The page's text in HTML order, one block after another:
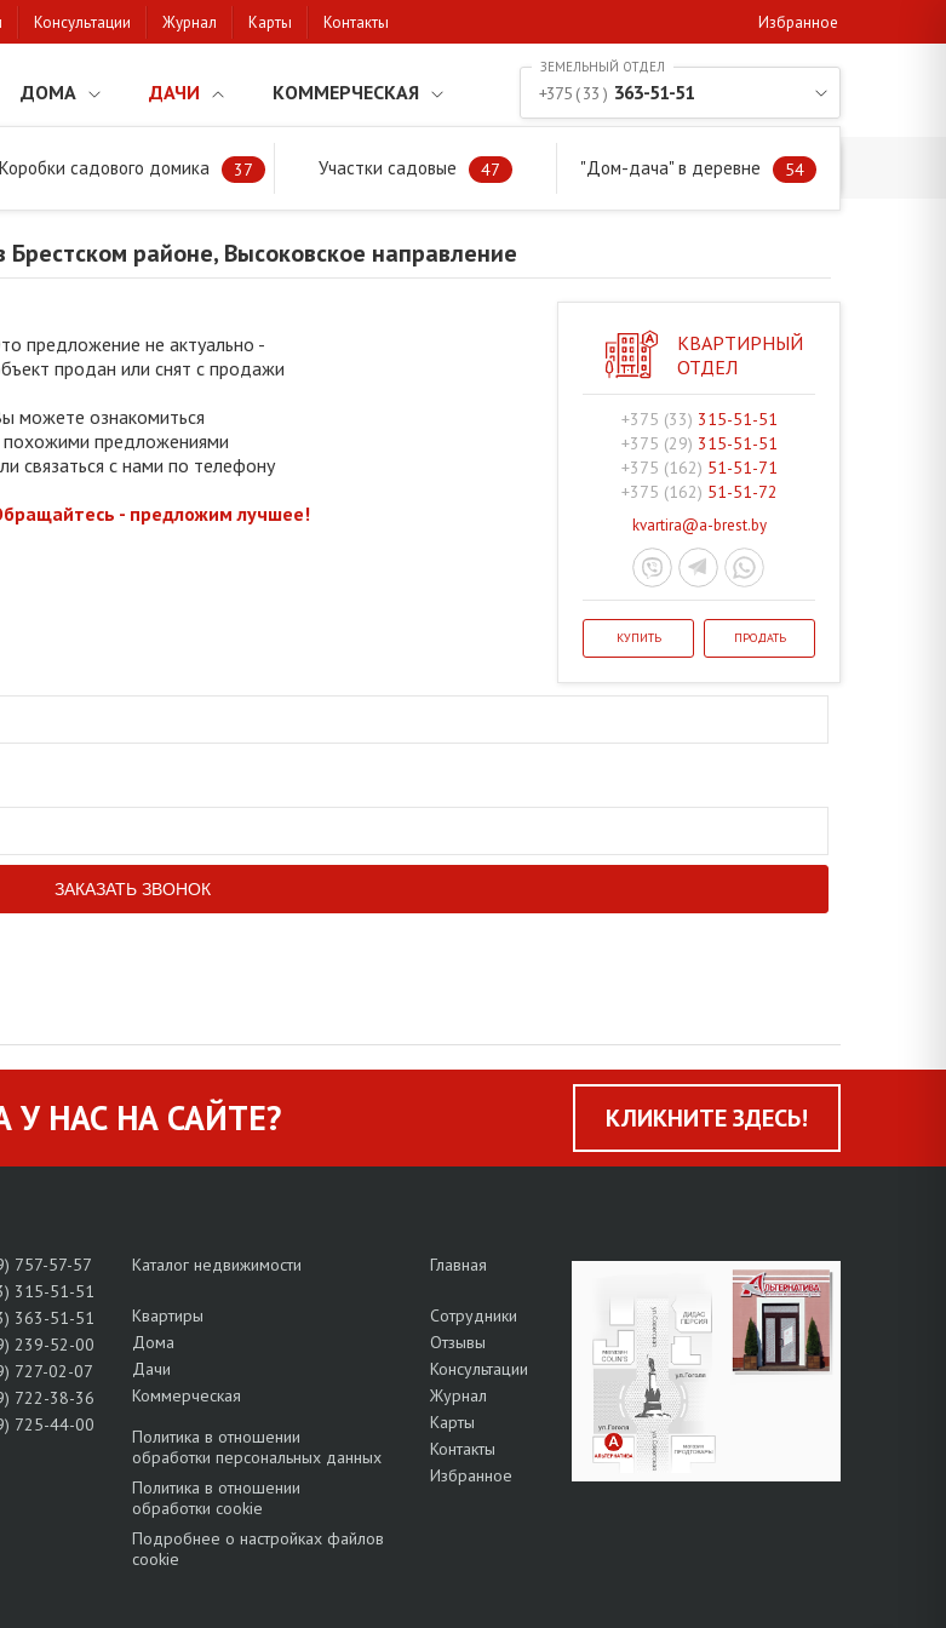
Консультации Журнал Карты Контакты Избранное
ДОМА ДАЧИ КОММЕРЧЕСКАЯ
Коробки садового домика 37 Участки садовые 47 "Дом-дача" в деревне 54
+375 ( 33 ) 363-51-51
садового в Брестском районе, Высоковское направление
Брестском районе, Высоковское направление
предложение не актуально -
продан или снят с продажи
можете ознакомиться
похожими предложениями
связаться с нами по телефону
- предложим лучшее!
КВАРТИРНЫЙ
ОТДЕЛ
+375 (33) 315-51-51
+375 (29) 315-51-51
+375 (162) 51-51-71
+375 (162) 51-51-72
kvartira@a-brest.by
КУПИТЬ ПРОДАТЬ
НАС НА САЙТЕ? КЛИКНИТЕ ЗДЕСЬ!
757-57-57
315-51-51
363-51-51
239-52-00
727-02-07
722-38-36
725-44-00
Каталог недвижимости
Квартиры
Дома
Дачи
Коммерческая
Политика в отношении
обработки персональных данных
Политика в отношении
обработки cookie
Подробнее о настройках файлов
cookie
Главная
Сотрудники
Отзывы
Консультации
Журнал
Карты
Контакты
Избранное